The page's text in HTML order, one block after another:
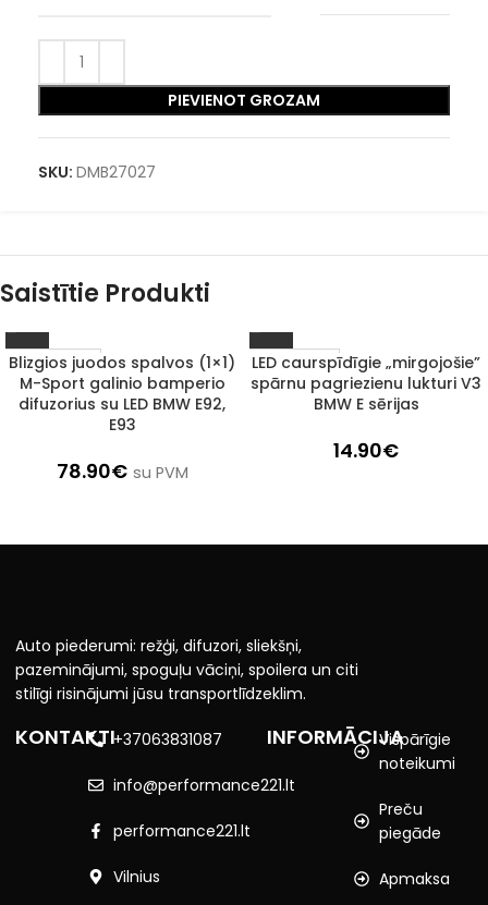
PIEVIENOT GROZAM
SKU: DMB27027
Saistītie Produkti
1–3 D. D.
Blizgios juodos spalvos (1×1)
M-Sport galinio bamperio
difuzorius su LED BMW E92,
E93
78.90€ su PVM
IZPĀRDOTS
LED caurspīdīgie „mirgojošie”
spārnu pagriezienu lukturi V3
BMW E sērijas
14.90€
Auto piederumi: režģi, difuzori, sliekšņi,
pazeminājumi, spoguļu vāciņi, spoilera un citi
stilīgi risinājumi jūsu transportlīdzeklim.
KONTAKTI+37063831087
info@performance221.lt
performance221.lt
Vilnius
INFORMĀCIJAVispārīgie
noteikumi
Preču
piegāde
Apmaksa